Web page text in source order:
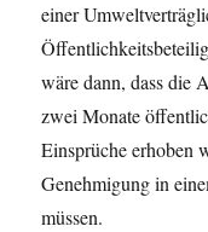
einer
wäre dann, dass die
zwei Monate
Einsprüche erhoben
Genehmigung in
müssen.